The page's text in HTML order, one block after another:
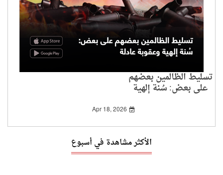
تسليط الظالمين بعضهم
على بعض: سُنة إلهية
Apr 18, 2026
الأكثر مشاهدة في أسبوع